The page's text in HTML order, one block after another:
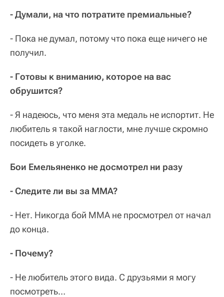
- Думали, на что потратите премиальные?
- Пока не думал, потому что пока еще ничего не
получил.
- Готовы к вниманию, которое на вас
обрушится?
- Я надеюсь, что меня эта медаль не испортит. Не
любитель я такой наглости, мне лучше скромно
посидеть в уголке.
Бои Емельяненко не досмотрел ни разу
- Следите ли вы за MMA?
- Нет. Никогда бой ММА не просмотрел от начал
до конца.
- Почему?
- Не любитель этого вида. С друзьями я могу
посмотреть…